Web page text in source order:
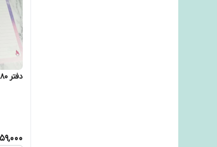
دفتر ۸۰ برگ ملودی با حاشیه کرومی